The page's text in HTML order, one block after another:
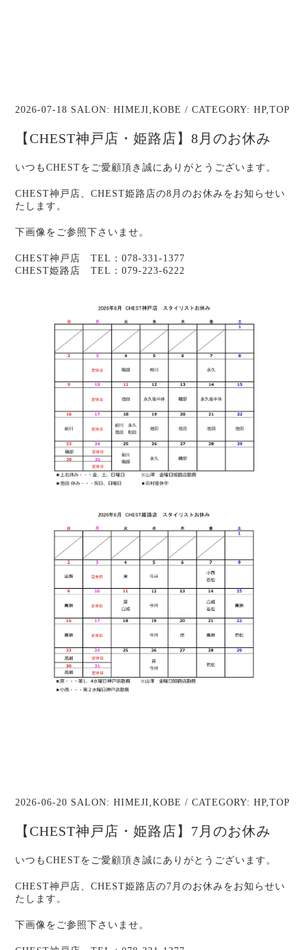
2026-07-18 SALON:HIMEJI ,KOBE / CATEGORY:HP,TOP
【CHEST神戸店・姫路店】8月のお休み
いつもCHESTをご愛顧頂き誠にありがとうございます。
CHEST神戸店、CHEST姫路店の8月のお休みをお知らせい
たします。
下画像をご参照下さいませ。
CHEST神戸店 TEL：078-331-1377
CHEST姫路店 TEL：079-223-6222
2026-06-20 SALON:HIMEJI ,KOBE / CATEGORY:HP,TOP
【CHEST神戸店・姫路店】7月のお休み
いつもCHESTをご愛顧頂き誠にありがとうございます。
CHEST神戸店、CHEST姫路店の7月のお休みをお知らせい
たします。
下画像をご参照下さいませ。